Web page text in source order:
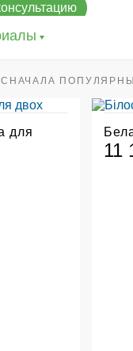
CНАЧАЛА
для
11